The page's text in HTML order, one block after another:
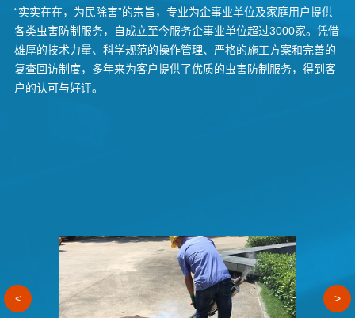
“实实在在，为民除害”的宗旨，专业为企事业单位及家庭用户提供
各类虫害防制服务，自成立至今服务企事业单位超过3000家。凭借
雄厚的技术力量、科学规范的操作管理、严格的施工方案和完善的
复查回访制度，多年来为客户提供了优质的虫害防制服务，得到客
户的认可与好评。
< >